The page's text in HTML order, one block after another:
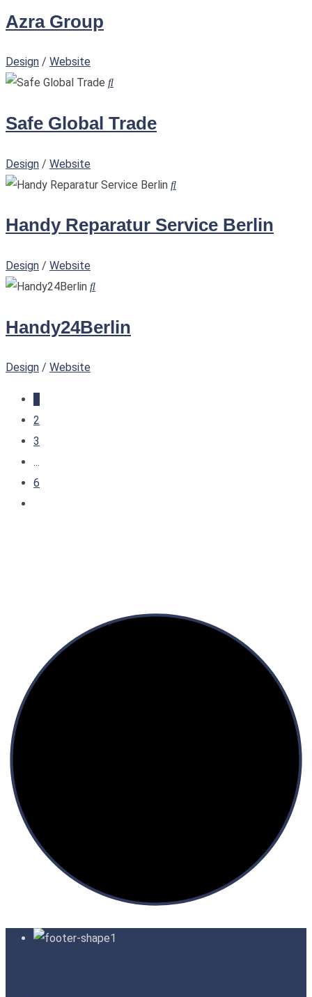
Azra Group
Design / Website
Safe Global Trade
Design / Website
Handy Reparatur Service Berlin
Design / Website
Handy24Berlin
Design / Website
2
3
...
6